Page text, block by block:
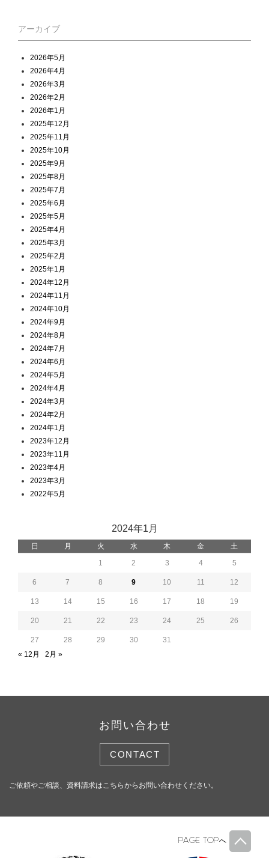
アーカイブ
2026年5月
2026年4月
2026年3月
2026年2月
2026年1月
2025年12月
2025年11月
2025年10月
2025年9月
2025年8月
2025年7月
2025年6月
2025年5月
2025年4月
2025年3月
2025年2月
2025年1月
2024年12月
2024年11月
2024年10月
2024年9月
2024年8月
2024年7月
2024年6月
2024年5月
2024年4月
2024年3月
2024年2月
2024年1月
2023年12月
2023年11月
2023年4月
2023年3月
2022年5月
2024年1月
日 月 火 水 木 金
土
1
2 3 4 5
6 7 8 9 10 11 12
13 14 15 16 17 18 19
20 21 22 23 24 25 26
27 28 29 30
31
« 12月
2月 »
お問い合わせ
CONTACT
ご依頼やご相談、資料請求はこちらからお問い合わせください。
PAGE TOPへ